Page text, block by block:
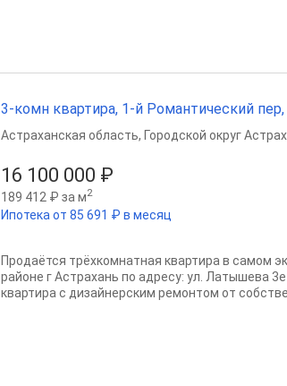
3-комн квартира, 1-й Романтический
16 100 000 ₽
189 412 ₽ за м2
Ипотека от 85 691 ₽ в месяц
Астраханская область, Городской округ
Продаётся трёхкомнатная квартира в самом
районе г Астрахань по адресу: ул. Латышева
квартира с дизайнерским ремонтом от